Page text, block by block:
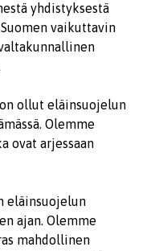
yhdistyksestä
vaikuttavin
ollut eläinsuojelun
Olemme
ovat arjessaan
eläinsuojelun
ajan. Olemme
mahdollinen